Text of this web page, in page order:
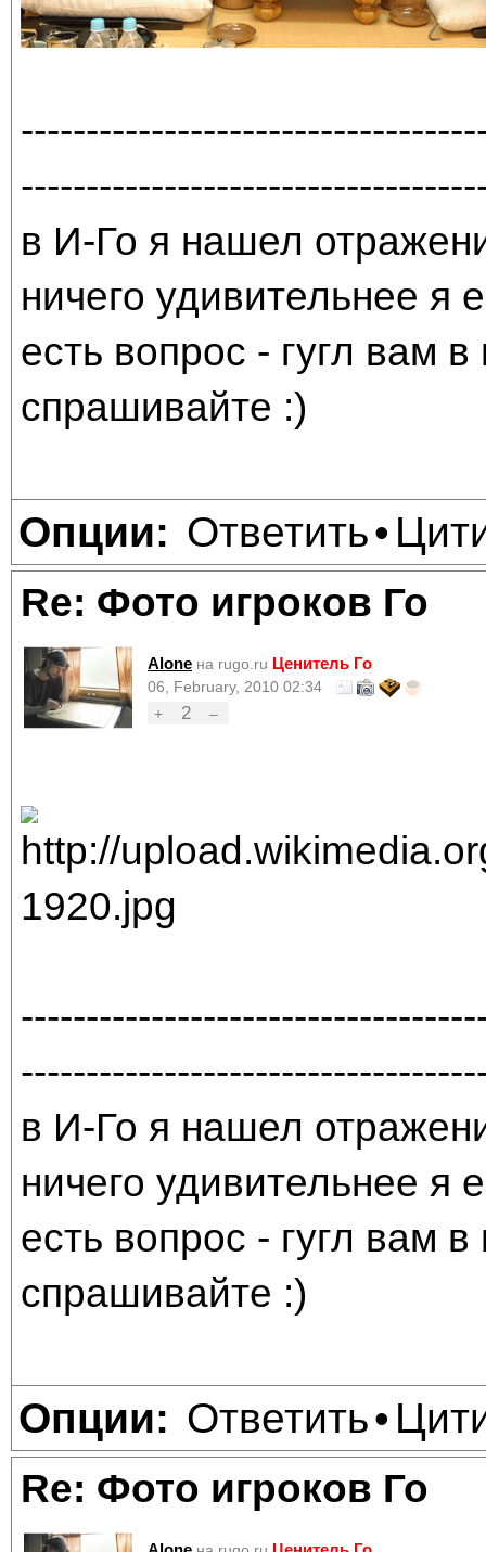
в И-Го я нашел
ничего удивительнее я
есть вопрос - гугл вам
спрашивайте :)
Опции: Ответить•
Re: Фото игроков Го
Alone на rugo.ru Ценитель Го
06, February, 2010 02:34
+
2 –
в И-Го я нашел
ничего удивительнее я
есть вопрос - гугл вам
спрашивайте :)
Опции: Ответить•
Re: Фото игроков Го